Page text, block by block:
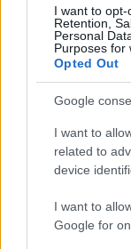
I want to opt-
Retention,
Personal
Purposes for
Opted Out
Google
I want to
related to
device
I want to
Google for